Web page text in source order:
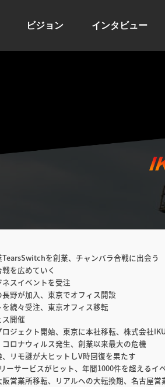
ビジョン インタビュー
を創業、チャンバラ合戦に出会う
を広めていく
スイベントを受注
野が加入、東京でオフィス開設
続々受注、東京オフィス移転
開催
ジェクト開始、東京に本社移転、株式会社
ロナウィルス発生、創業以来最大の危機
リモ謎が大ヒットしV時回復を果たす
ーサービスがヒット、年間1000件を超えるイ
営業所移転、リアルへの大転換期、名古屋営